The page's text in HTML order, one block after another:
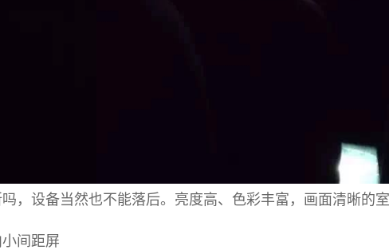
，设备当然也不能落后。亮度高、色彩丰富，画面清晰的
间距屏